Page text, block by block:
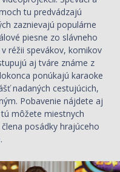
tu predvádzajú
zaznievajú populárne
piesne zo slávneho
réžii spevákov, komikov
aj tváre známe z
ponúkajú karaoke
nadaných cestujúcich,
Pobavenie nájdete aj
môžete miestnych
posádky hrajúceho